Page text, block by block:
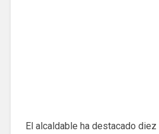
El alcaldable ha destacado